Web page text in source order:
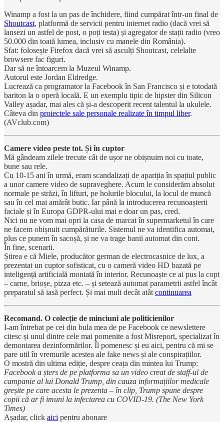
Winamp a fost la un pas de închidere, fiind cumpărat într-un final de
Shoutcast, platformă de servicii pentru internet radio (dacă vrei să
lansezi un astfel de post, o poți testa) și agregator de stații radio (vreo
50.000 din toată lumea, inclusiv cu manele din România).
Sfat: folosește Firefox dacă vrei să asculți Shoutcast, celelalte
browsere fac figuri.
Dar să ne întoarcem la Muzeul Winamp.
Autorul este Jordan Eldredge.
Lucrează ca programator la Facebook în San Francisco și e totodată
bariton la o operă locală. E un exemplu tipic de hipster din Silicon
Valley așadar, mai ales că și-a descoperit recent talentul la ukulele.
Câteva din proiectele sale personale realizate în timpul liber.
(AVclub.com)
Camere video peste tot. Și în cuptor
Mă gândeam zilele trecute cât de ușor ne obișnuim noi cu toate,
bune sau rele.
Cu 10-15 ani în urmă, eram scandalizați de apariția în spațiul public
a unor camere video de supraveghere. Acum le considerăm absolut
normale pe străzi, în lifturi, pe holurile blocului, la locul de muncă
sau în cel mai amărât butic. Iar până la introducerea recunoașterii
faciale și în Europa GDPR-ului mai e doar un pas, cred.
Nici nu ne vom mai opri la casa de marcat în supermarketul în care
ne facem obișnuit cumpărăturile. Sistemul ne va identifica automat,
plus ce punem în sacoșă, și ne va trage banii automat din cont.
În fine, scenarii.
Știrea e că Miele, producător german de electrocasnice de lux, a
prezentat un cuptor sofisticat, cu o cameră video HD bazată pe
inteligență artificială montată în interior. Recunoaște ce ai pus la copt
– carne, brioșe, pizza etc. – și setează automat parametrii astfel încât
preparatul să iasă perfect. Și mai mult decât atât continuarea
Recomand. O colecție de minciuni ale politicienilor
I-am întrebat pe cei din bula mea de pe Facebook ce newslettere
citesc și unul dintre cele mai pomenite a fost Misreport, specializat în
demontarea dezinformărilor. Îl pomenesc și eu aici, pentru că mi se
pare util în vremurile acestea ale fake news și ale conspirațiilor.
O mostră din ultima ediție, despre ceața din mintea lui Trump:
Facebook a șters de pe platforma sa un video creat de staff-ul de
campanie al lui Donald Trump, din cauza informațiilor medicale
greșite pe care acesta le prezenta – în clip, Trump spune despre
copii că ar fi imuni la infectarea cu COVID-19. (The New York
Times)
Așadar, click aici pentru abonare